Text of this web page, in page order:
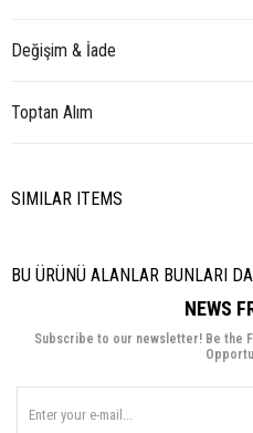
Değişim & İade
Toptan Alım
SIMILAR ITEMS
BU ÜRÜNÜ ALANLAR BUNLARI
NEWS
Subscribe to our newsletter! Be the